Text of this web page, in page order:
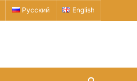
Русский English